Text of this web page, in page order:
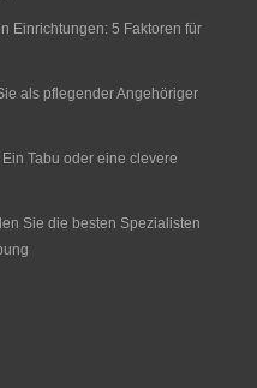
Einrichtungen: 5 Faktoren für
als pflegender Angehöriger
Tabu oder eine clevere
Sie die besten Spezialisten